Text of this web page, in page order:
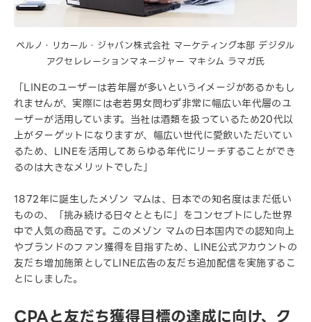
ペルノ・リカール・ジャパン株式会社 マーケティング本部 デジタル
アクセレレーションマネージャー マキシム ラマガ氏
「LINEのユーザーは若年層が多いというイメージがあるかもし
れませんが、実際には老若男女問わず非常に幅広い年代層のユ
ーザーが活用しています。当社は酒類を扱っているため20代以
上がターゲットになりますが、幅広い世代に愛飲いただいてい
るため、LINEを活用してあらゆる年代にリーチすることができ
るのは大きなメリットでした」
1872年に誕生したメゾン マムは、日本での知名度はまだ低い
ものの、「挑み続ける日々とともに」をコンセプトにした世界
中で人気の商品です。このメゾン マムの日本国内での認知向上
やブランドのファン獲得を目指すため、LINE公式アカウントの
友だち増加施策としてLINE広告の友だち追加配信を実施するこ
とにしました。
CPAと友だち獲得目標の達成に向け、ク